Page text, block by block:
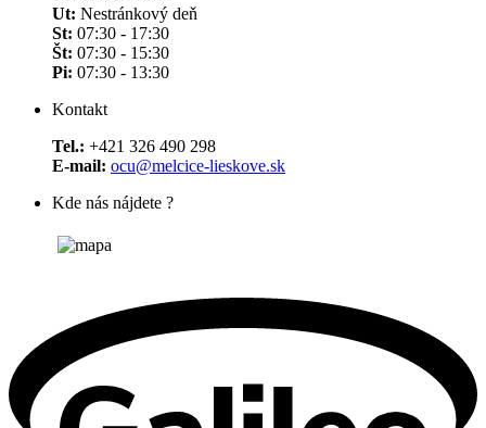
Ut: Nestránkový deň
St: 07:30 - 17:30
Št: 07:30 - 15:30
Pi: 07:30 - 13:30
Kontakt
Tel.: +421 326 490 298
E-mail: ocu@melcice-lieskove.sk
Kde nás nájdete ?